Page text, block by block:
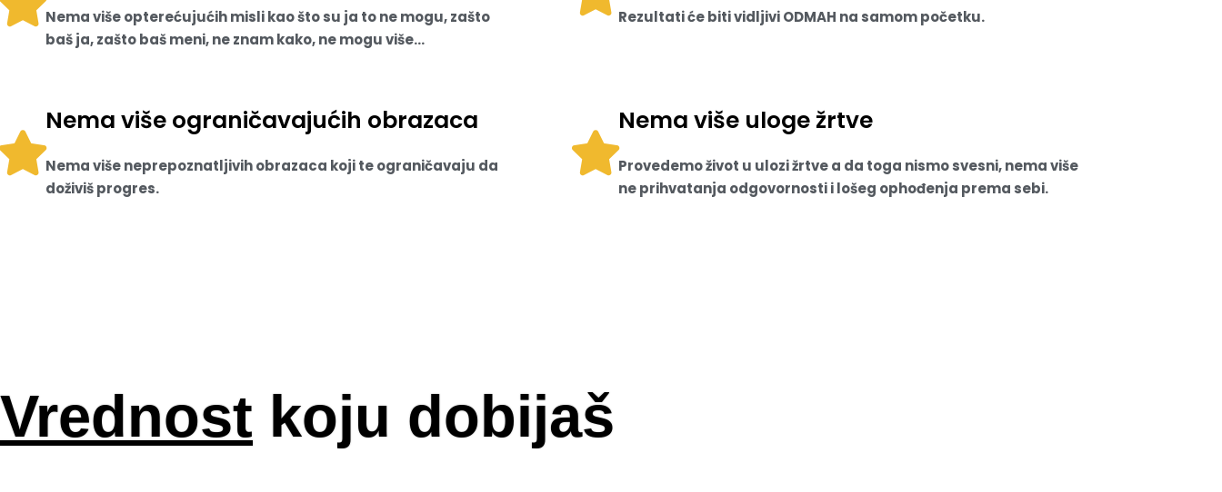
Nema više opterećujućih misli kao što su ja to ne mogu, zašto
baš ja, zašto baš meni, ne znam kako, ne mogu više...
Rezultati će biti vidljivi ODMAH na samom početku.
Nema više ograničavajućih obrazaca
Nema više neprepoznatljivih obrazaca koji te ograničavaju da
doživiš progres.
Nema više uloge žrtve
Provedemo život u ulozi žrtve a da toga nismo svesni, nema više
ne prihvatanja odgovornosti i lošeg ophođenja prema sebi.
Vrednost koju dobijaš